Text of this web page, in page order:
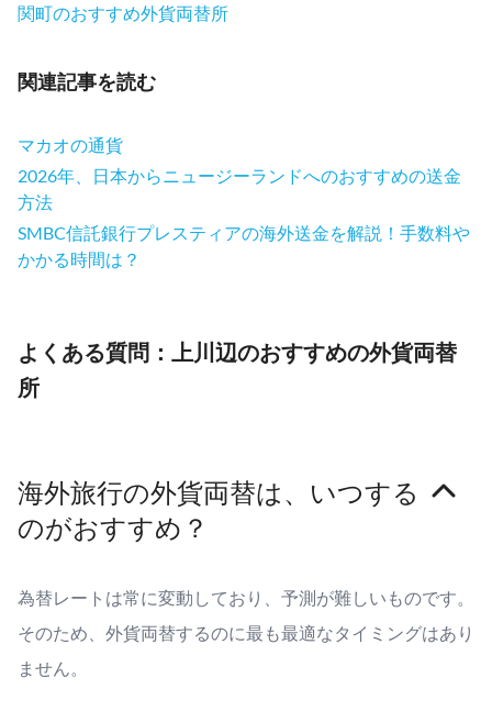
関町のおすすめ外貨両替所
関連記事を読む
マカオの通貨
2026年、日本からニュージーランドへのおすすめの送金
方法
SMBC信託銀行プレスティアの海外送金を解説！手数料や
かかる時間は？
よくある質問：上川辺のおすすめの外貨両替
所
海外旅行の外貨両替は、いつする
のがおすすめ？
為替レートは常に変動しており、予測が難しいものです。
そのため、外貨両替するのに最も最適なタイミングはあり
ません。